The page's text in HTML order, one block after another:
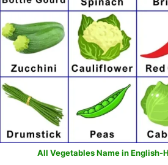
All Vegetables Name in English-